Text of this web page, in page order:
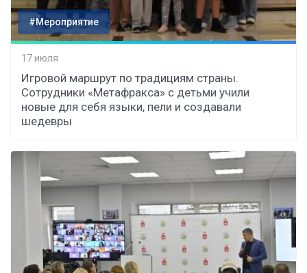
#Мероприятие
17 июля
Игровой маршрут по традициям страны.
Сотрудники «Метафракса» с детьми учили
новые для себя языки, пели и создавали
шедевры